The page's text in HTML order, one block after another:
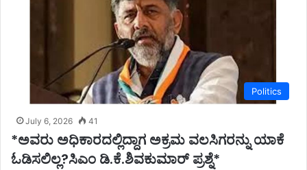
Politics
July 6, 2026 41
*ಅವರು ಅಧಿಕಾರದಲ್ಲಿದ್ದಾಗ ಅಕ್ರಮ ವಲಸಿಗರನ್ನು ಯಾಕೆ
ಓಡಿಸಲಿಲ್ಲ?ಸಿಎಂ ಡಿ.ಕೆ.ಶಿವಕುಮಾರ್ ಪ್ರಶ್ನೆ*